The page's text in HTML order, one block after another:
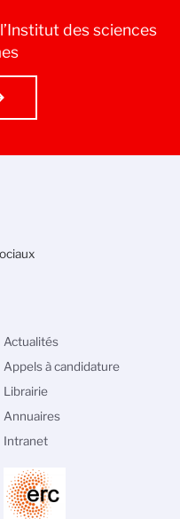
des sciences
Actualités
Appels à candidature
Librairie
Annuaires
Intranet